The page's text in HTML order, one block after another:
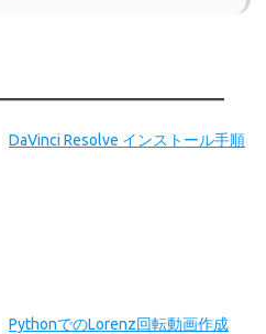
DaVinci Resolve インストール手順
PythonでのLorenz回転動画作成